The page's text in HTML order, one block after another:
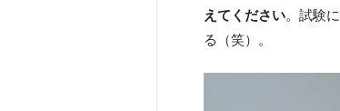
えてください。試験
る（笑）。